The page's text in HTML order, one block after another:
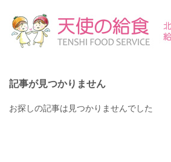
記事が見つかりません
お探しの記事は見つかりませんでした